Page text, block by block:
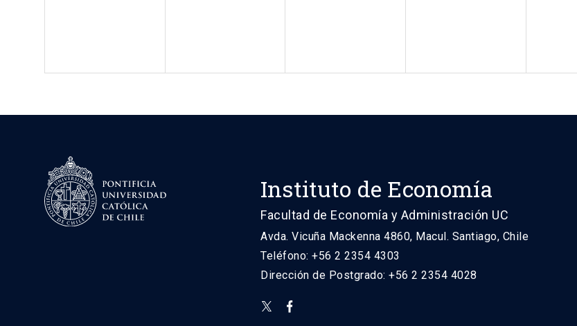
Instituto de Economía
Facultad de Economía y Administración UC
Avda. Vicuña Mackenna 4860, Macul. Santiago, Chile
Teléfono: +56 2 2354 4303
Dirección de Postgrado: +56 2 2354 4028